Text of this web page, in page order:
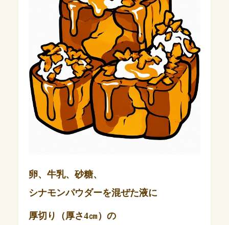
卵、牛乳、砂糖、
シナモンパウダーを混ぜた液に
厚切り（厚さ4㎝）の